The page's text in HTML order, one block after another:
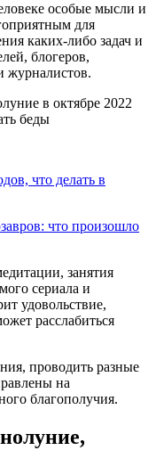
особые мысли и
для
каких-либо задач и
блогеров,
журналистов.
что делать в
что произошло
занятия
сериала и
удовольствие,
расслабиться
проводить разные
на
благополучия.